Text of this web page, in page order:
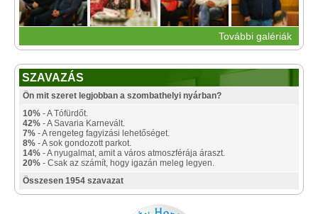
További galériák
SZAVAZÁS
Ön mit szeret legjobban a szombathelyi nyárban?
10% - A Tófürdőt.
42% - A Savaria Karnevált.
7% - A rengeteg fagyizási lehetőséget.
8% - A sok gondozott parkot.
14% - A nyugalmat, amit a város atmoszférája áraszt.
20% - Csak az számít, hogy igazán meleg legyen.
Összesen 1954 szavazat